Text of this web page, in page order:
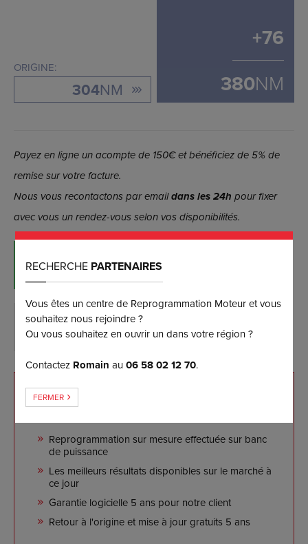
ORIGINE:
304NM
+76
380NM
Payez en ligne un acompte de 150€ et bénéficiez de 5% de
remise sur votre facture.
Nous vous recontactons par emaildans les 24h pour fixer
avec vous un rendez-vous selon vos disponibilités.
RÉSERVER MAINTENANT
(et bénéficiez d’une remise de 5%)
DEMANDER PLUS D’INFORMATIONS
NOS ENGAGEMENTS
Reprogrammation sur mesure effectuée sur banc
de puissance
Les meilleurs résultats disponibles sur le marché à
ce jour
Garantie logicielle 5 ans pour notre client
Retour à l'origine et mise à jour gratuits 5 ans
RECHERCHE PARTENAIRES
Vous êtes un centre de Reprogrammation Moteur et vous
souhaitez nous rejoindre ?
Ou vous souhaitez en ouvrir un dans votre région ?
Contactez Romain au06 58 02 12 70.
FERMER